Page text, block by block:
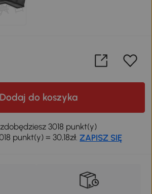
Dodaj do koszyka
3018 punkt(y)
punkt(y) = 30,18zł.ZAPISZ SIĘ